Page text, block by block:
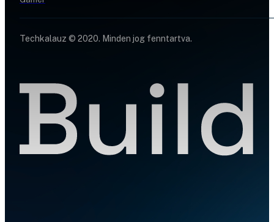
Techkalauz © 2020. Minden jog fenntartva.